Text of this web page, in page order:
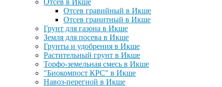
Отсев гравийный в Икше
Отсев гранитный в Икше
Грунт для газона в Икше
Земля для посева в Икше
Грунты и удобрения в Икше
Растительный грунт в Икше
Торфо-земельная смесь в Икше
"Биокомпост КРС" в Икше
Навоз-перегной в Икше